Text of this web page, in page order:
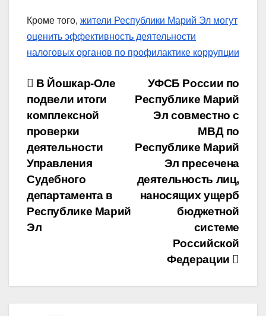
Кроме того, жители Республики Марий Эл могут
оценить эффективность деятельности
налоговых органов по профилактике коррупции
Навигация
по
записям
УФСБ России по
Республике Марий
Эл совместно с
МВД по
Республике Марий
Эл пресечена
деятельность лиц,
наносящих ущерб
бюджетной
системе
Российской
Федерации
В Йошкар-Оле
подвели итоги
комплексной
проверки
деятельности
Управления
Судебного
департамента в
Республике Марий
Эл